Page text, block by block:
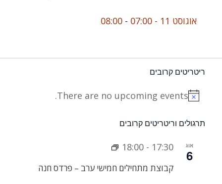
אוגוסט 11 - 07:00 -
08:00
ריטריטים קרובים
Notice
There are no upcoming events.
תרגולים וריטריטים קרובים
אוג
6
17:30
-
18:00
קבוצת מתחילים חמישי ערב – פרדס חנה